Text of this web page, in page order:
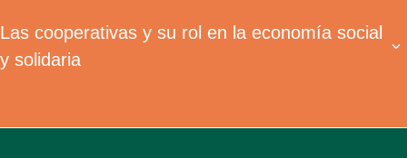
Las cooperativas y su rol en la economía social
y solidaria